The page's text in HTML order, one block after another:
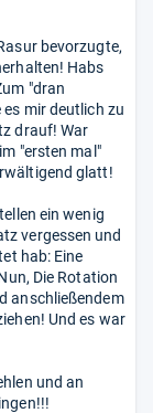
bevorzugte,
Habs
"dran
mir deutlich zu
drauf! War
"ersten mal"
glatt!
ein wenig
vergessen und
hab: Eine
Die Rotation
anschließendem
Und es war
und an